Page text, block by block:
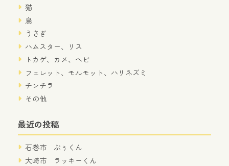
猫
鳥
うさぎ
ハムスター、リス
トカゲ、カメ、ヘビ
フェレット、モルモット、ハリネズミ
チンチラ
その他
最近の投稿
石巻市 ぷぅくん
大崎市 ラッキーくん